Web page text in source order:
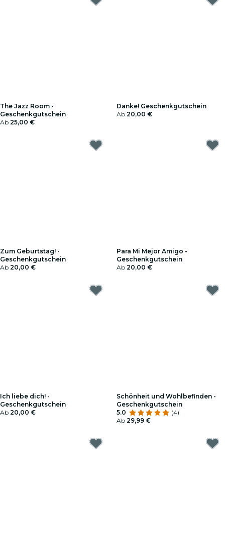
The Jazz Room -
Geschenkgutschein
Ab 25,00 €
Danke! Geschenkgutschein
Ab 20,00 €
Zum Geburtstag! -
Geschenkgutschein
Ab 20,00 €
Para Mi Mejor Amigo -
Geschenkgutschein
Ab 20,00 €
Ich liebe dich! -
Geschenkgutschein
Ab 20,00 €
Schönheit und Wohlbefinden -
Geschenkgutschein
5.0
(4)
Ab 29,99 €